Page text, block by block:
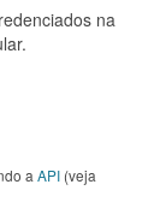
na
a API (veja